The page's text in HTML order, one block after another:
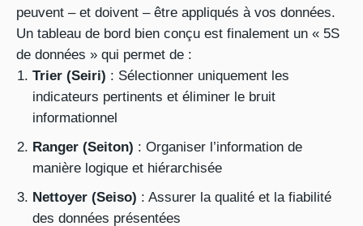
peuvent – et doivent – être appliqués à vos données.
Un tableau de bord bien conçu est finalement un « 5S
de données » qui permet de :
Trier (Seiri) : Sélectionner uniquement les
indicateurs pertinents et éliminer le bruit
informationnel
Ranger (Seiton) : Organiser l’information de
manière logique et hiérarchisée
Nettoyer (Seiso) : Assurer la qualité et la fiabilité
des données présentées